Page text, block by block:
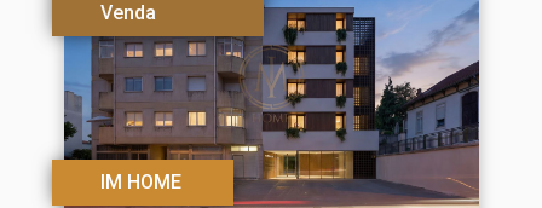
Venda
IM HOME